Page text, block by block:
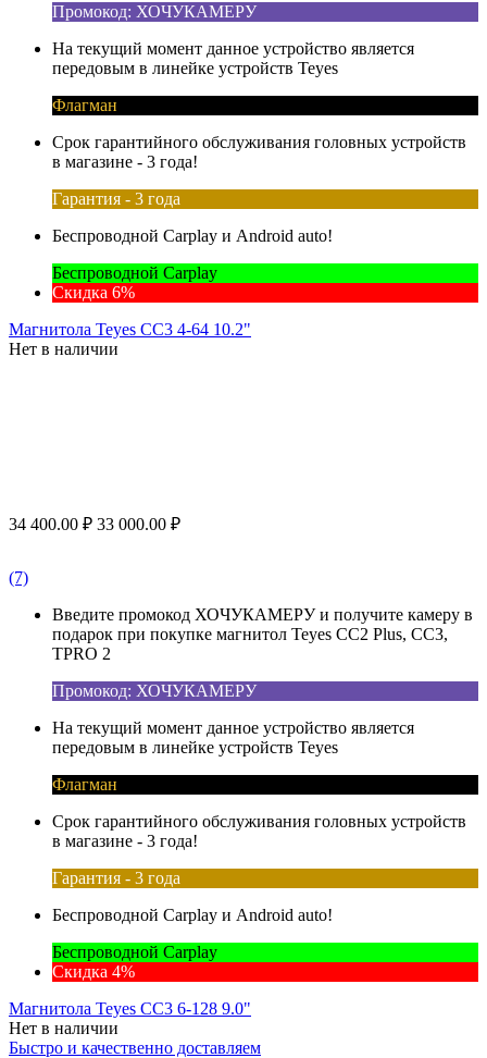
Промокод: ХОЧУКАМЕРУ
На текущий момент данное устройство является
передовым в линейке устройств Teyes
Флагман
Срок гарантийного обслуживания головных устройств
в магазине - 3 года!
Гарантия - 3 года
Беспроводной Carplay и Android auto!
Беспроводной Carplay
Скидка 6%
Магнитола Teyes CC3 4-64 10.2"
Нет в наличии
34 400.00 ₽ 33 000.00 ₽
(7)
Введите промокод ХОЧУКАМЕРУ и получите камеру в
подарок при покупке магнитол Teyes CC2 Plus, CC3,
TPRO 2
Промокод: ХОЧУКАМЕРУ
На текущий момент данное устройство является
передовым в линейке устройств Teyes
Флагман
Срок гарантийного обслуживания головных устройств
в магазине - 3 года!
Гарантия - 3 года
Беспроводной Carplay и Android auto!
Беспроводной Carplay
Скидка 4%
Магнитола Teyes CC3 6-128 9.0"
Нет в наличии
Быстро и качественно доставляем